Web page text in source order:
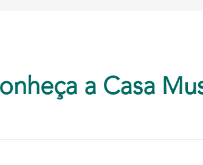
a Casa